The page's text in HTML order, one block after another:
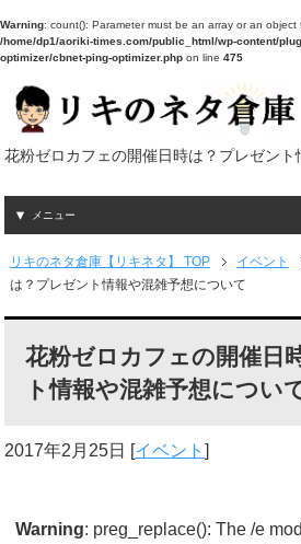
Warning: count(): Parameter must be an array or an
/home/dp1/aoriki-times.com/public_html/wp-content/
optimizer/cbnet-ping-optimizer.php on line 475
花粉ゼロカフェの開催日時は？プレゼン
メニュー
リキのネタ倉庫【リキネタ】 TOP イベント
は？プレゼント情報や混雑予想について
花粉ゼロカフェの開催日
ト情報や混雑予想につい
2017年2月25日 [イベント]
Warning: preg_replace(): The /e